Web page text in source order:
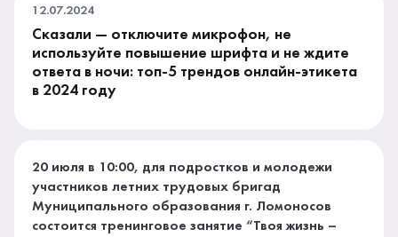
12.07.2024
Сказали — отключите микрофон, не
используйте повышение шрифта и не ждите
ответа в ночи: топ-5 трендов онлайн-этикета
в 2024 году
20 июля в 10:00, для подростков и молодежи
участников летних трудовых бригад
Муниципального образования г. Ломоносов
состоится тренинговое занятие “Твоя жизнь –